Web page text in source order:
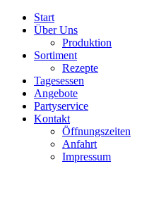
Start
Über Uns
Produktion
Sortiment
Rezepte
Tagesessen
Angebote
Partyservice
Kontakt
Öffnungszeiten
Anfahrt
Impressum